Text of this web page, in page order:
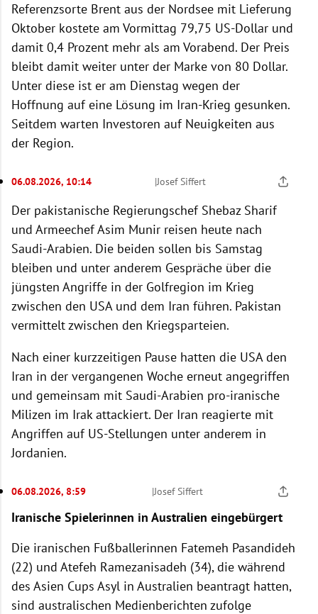
Referenzsorte Brent aus der Nordsee mit Lieferung
Oktober kostete am Vormittag 79,75 US-Dollar und
damit 0,4 Prozent mehr als am Vorabend. Der Preis
bleibt damit weiter unter der Marke von 80 Dollar.
Unter diese ist er am Dienstag wegen der
Hoffnung auf eine Lösung im Iran-Krieg gesunken.
Seitdem warten Investoren auf Neuigkeiten aus
der Region.
06.08.2026, 10:14 |Josef Siffert
Der pakistanische Regierungschef Shebaz Sharif
und Armeechef Asim Munir reisen heute nach
Saudi-Arabien. Die beiden sollen bis Samstag
bleiben und unter anderem Gespräche über die
jüngsten Angriffe in der Golfregion im Krieg
zwischen den USA und dem Iran führen. Pakistan
vermittelt zwischen den Kriegsparteien.
Nach einer kurzzeitigen Pause hatten die USA den
Iran in der vergangenen Woche erneut angegriffen
und gemeinsam mit Saudi-Arabien pro-iranische
Milizen im Irak attackiert. Der Iran reagierte mit
Angriffen auf US-Stellungen unter anderem in
Jordanien.
06.08.2026, 8:59 |Josef Siffert
Iranische Spielerinnen in Australien eingebürgert
Die iranischen Fußballerinnen Fatemeh Pasandideh
(22) und Atefeh Ramezanisadeh (34), die während
des Asien Cups Asyl in Australien beantragt hatten,
sind australischen Medienberichten zufolge